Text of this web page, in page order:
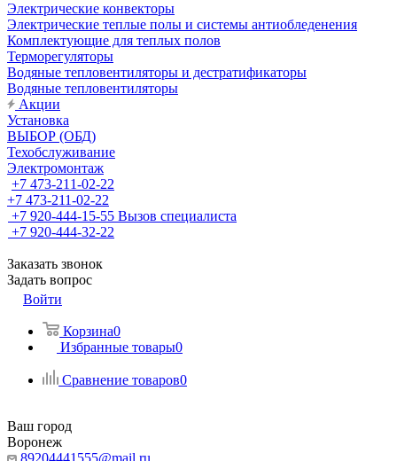
Электрические конвекторы
Электрические теплые полы и системы антиобледенения
Комплектующие для теплых полов
Терморегуляторы
Водяные тепловентиляторы и дестратификаторы
Водяные тепловентиляторы
Акции
Установка
ВЫБОР (ОБД)
Техобслуживание
Электромонтаж
+7 473-211-02-22
+7 473-211-02-22
+7 920-444-15-55 Вызов специалиста
+7 920-444-32-22
Заказать звонок
Задать вопрос
Войти
Корзина0
Избранные товары0
Сравнение товаров0
Ваш город
Воронеж
89204441555@mail.ru